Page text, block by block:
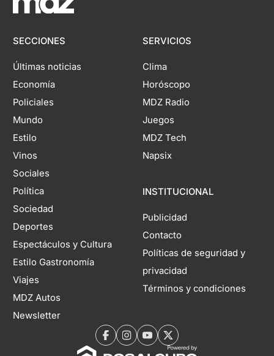
SECCIONES
Últimas noticias
Economía
Policiales
Mundo
Estilo
Vinos
Sociales
Política
Sociedad
Deportes
Espectáculos y Cultura
Estilo Gastronomía
Viajes
MDZ Autos
Newsletter
SERVICIOS
Clima
Horóscopo
MDZ Radio
Juegos
MDZ Tech
Napsix
INSTITUCIONAL
Publicidad
Contacto
Políticas de seguridad y
privacidad
Términos y condiciones